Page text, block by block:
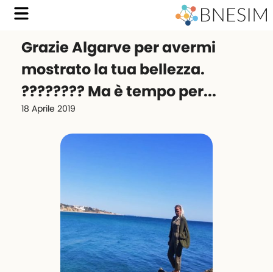
Grazie Algarve per avermi
mostrato la tua bellezza.
???????? Ma è tempo per...
18 Aprile 2019